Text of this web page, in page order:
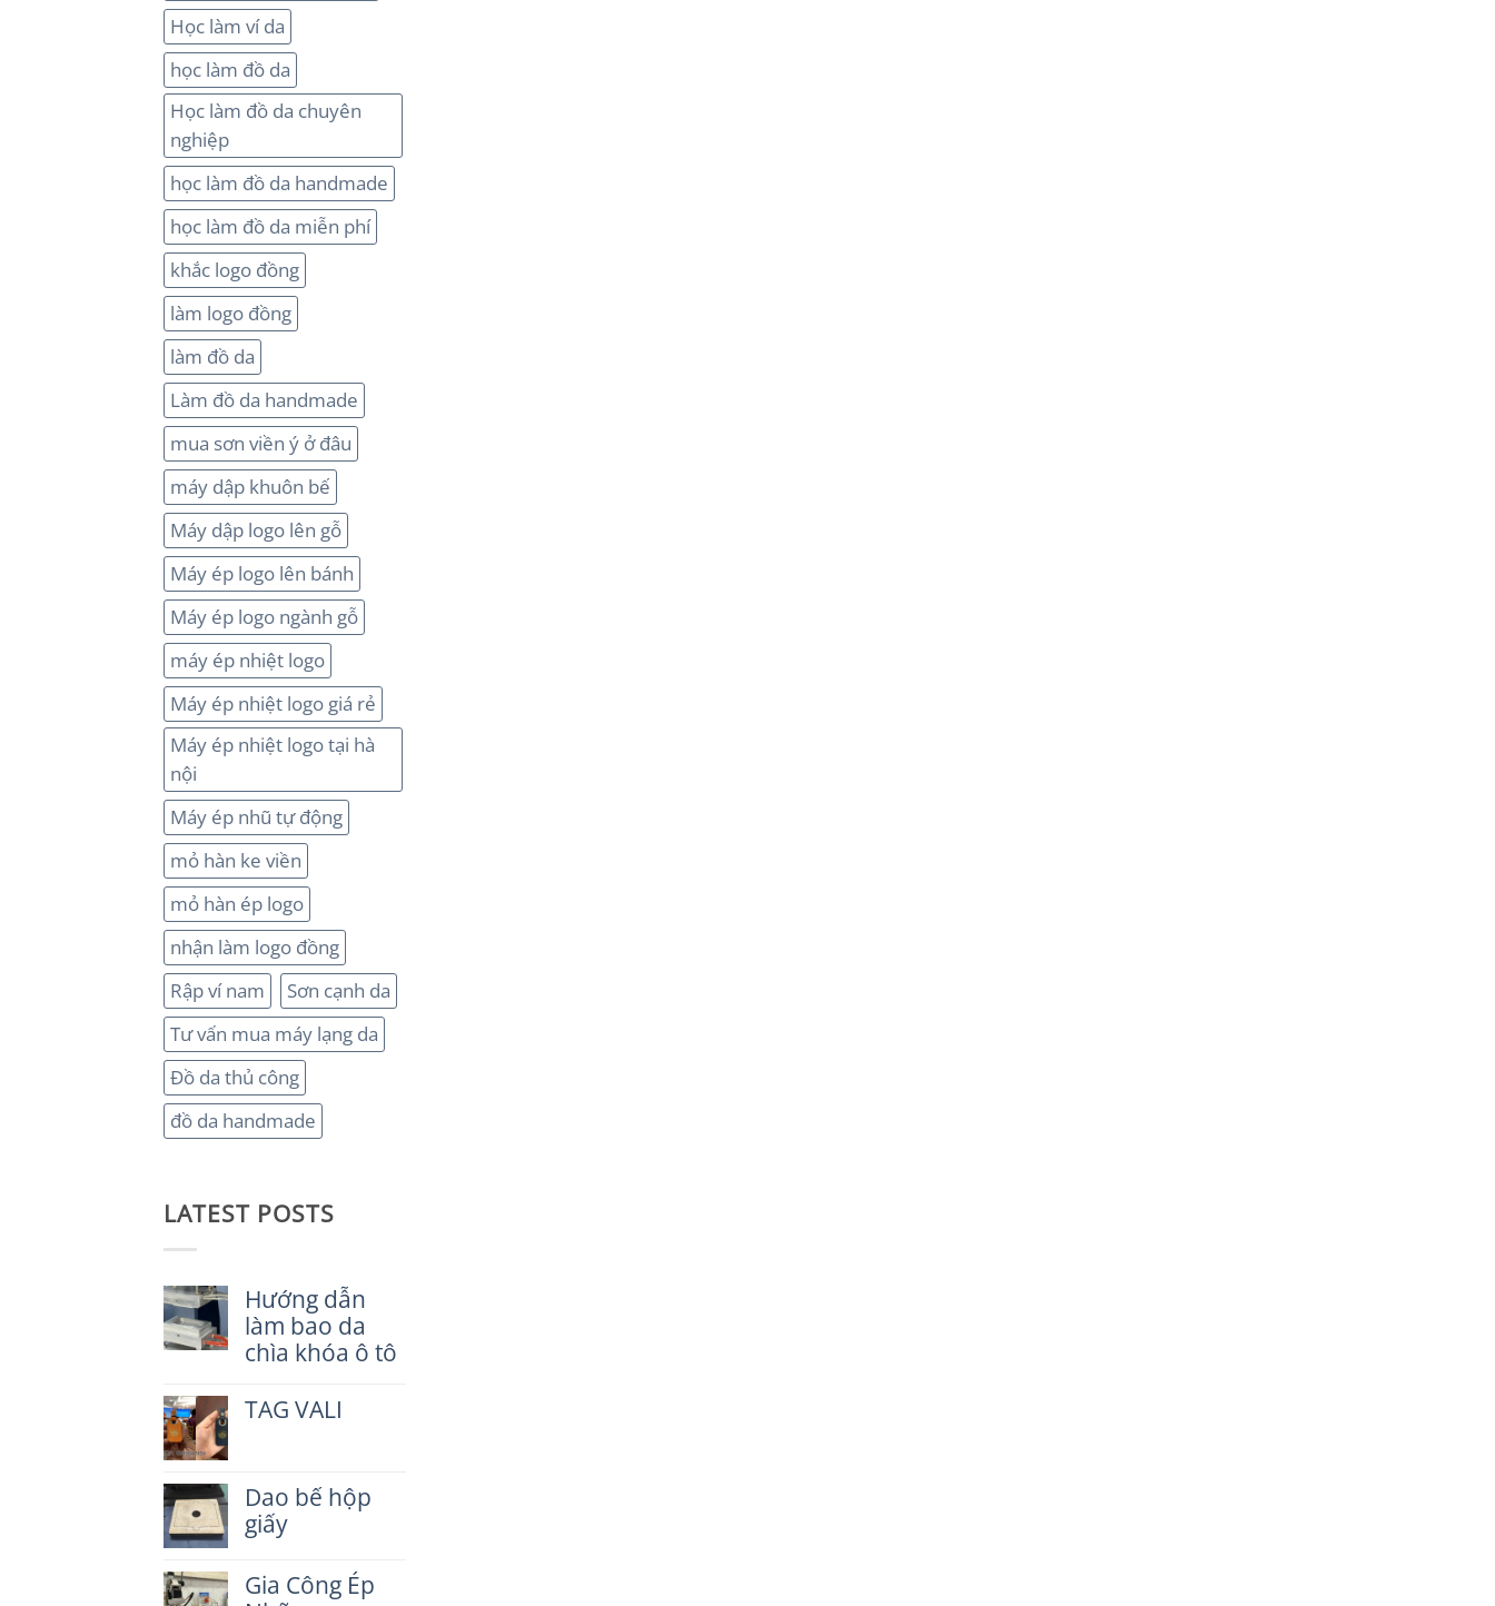
Học làm ví da
học làm đồ da
Học làm đồ da chuyên
nghiệp
học làm đồ da handmade
học làm đồ da miễn phí
khắc logo đồng
làm logo đồng
làm đồ da
Làm đồ da handmade
mua sơn viền ý ở đâu
máy dập khuôn bế
Máy dập logo lên gỗ
Máy ép logo lên bánh
Máy ép logo ngành gỗ
máy ép nhiệt logo
Máy ép nhiệt logo giá rẻ
Máy ép nhiệt logo tại hà
nội
Máy ép nhũ tự động
mỏ hàn ke viền
mỏ hàn ép logo
nhận làm logo đồng
Rập ví nam
Sơn cạnh da
Tư vấn mua máy lạng da
Đồ da thủ công
đồ da handmade
LATEST POSTS
Hướng dẫn
làm bao da
chìa khóa ô tô
có
bình
dẫn
làm
bao
khóa
TAG VALI
luận
ở
TAG
Dao bế hộp
giấy
bình
Gia Công Ép